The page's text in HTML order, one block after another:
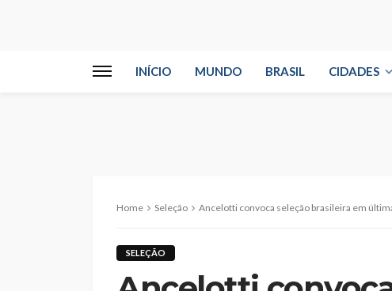
INÍCIO MUNDO BRASIL CIDADES
Home Seleção Ancelotti convoca seleção brasileira em
SELEÇÃO